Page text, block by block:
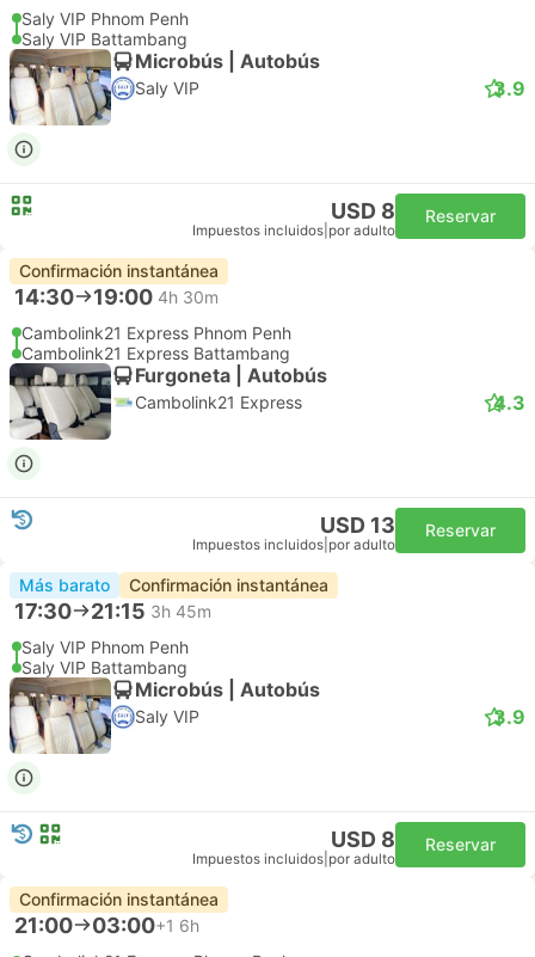
Saly VIP Phnom Penh
Saly VIP Battambang
Microbús | Autobús
Saly VIP 3.9
USD 8
Impuestos incluidos por adulto
Reservar
Confirmación instantánea
14:30 19:00 4h 30m
Cambolink21 Express Phnom Penh
Cambolink21 Express Battambang
Furgoneta | Autobús
Cambolink21 Express 4.3
USD 13
Impuestos incluidos por adulto
Reservar
Más barato Confirmación instantánea
17:30 21:15 3h 45m
Saly VIP Phnom Penh
Saly VIP Battambang
Microbús | Autobús
Saly VIP 3.9
USD 8
Impuestos incluidos por adulto
Reservar
Confirmación instantánea
21:00 03:00+1 6h